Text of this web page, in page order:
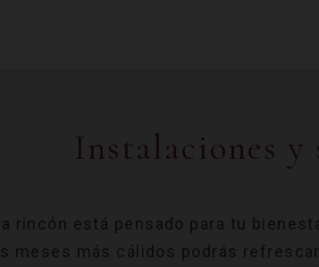
Instalaciones y
rincón está pensado para tu
meses más cálidos podrás